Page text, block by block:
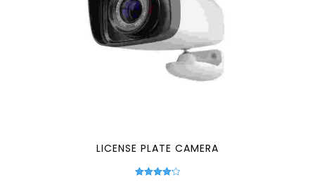
LICENSE PLATE CAMERA